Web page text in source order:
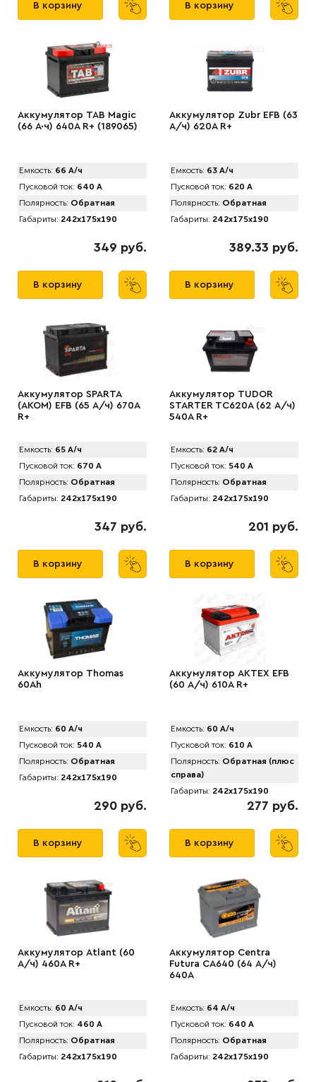
В корзину В корзину
Аккумулятор TAB Magic
(66 А·ч) 640A R+ (189065)
Емкость: 66 А/ч
Пусковой ток: 640 А
Полярность: Обратная
Габариты: 242x175x190
349 руб.
В корзину
Аккумулятор Zubr EFB (63
А/ч) 620А R+
Емкость: 63 А/ч
Пусковой ток: 620 А
Полярность: Обратная
Габариты: 242x175x190
389.33 руб.
В корзину
Аккумулятор SPARTA
(АKOM) EFB (65 А/ч) 670A
R+
Емкость: 65 А/ч
Пусковой ток: 670 А
Полярность: Обратная
Габариты: 242x175x190
347 руб.
В корзину
Аккумулятор TUDOR
STARTER TC620A (62 А/ч)
540A R+
Емкость: 62 А/ч
Пусковой ток: 540 А
Полярность: Обратная
Габариты: 242x175x190
201 руб.
В корзину
Аккумулятор Thomas
60Ah
Емкость: 60 А/ч
Пусковой ток: 540 А
Полярность: Обратная
Габариты: 242x175x190
290 руб.
В корзину
Аккумулятор АКТЕХ EFB
(60 А/ч) 610A R+
Емкость: 60 А/ч
Пусковой ток: 610 А
Полярность: Обратная (плюс
справа)
Габариты: 242x175x190
277 руб.
В корзину
Аккумулятор Atlant (60
А/ч) 460A R+
Емкость: 60 А/ч
Пусковой ток: 460 А
Полярность: Обратная
Габариты: 242x175x190
Аккумулятор Centra
Futura CA640 (64 А/ч)
640A
Емкость: 64 А/ч
Пусковой ток: 640 А
Полярность: Обратная
Габариты: 242x175x190